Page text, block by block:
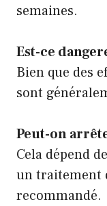
semaines.
Est-ce
Bien que des
sont
Peut-on
Cela dépend
un traitement
recommandé.